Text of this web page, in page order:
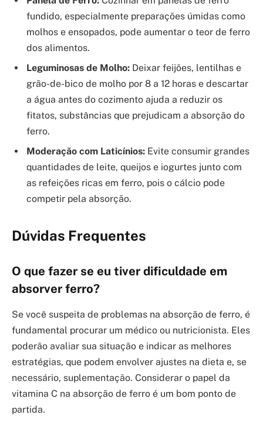
fundido, especialmente preparações úmidas como
molhos e ensopados, pode aumentar o teor de ferro
dos alimentos.
Leguminosas de Molho: Deixar feijões, lentilhas e
grão-de-bico de molho por 8 a 12 horas e descartar
a água antes do cozimento ajuda a reduzir os
fitatos, substâncias que prejudicam a absorção do
ferro.
Moderação com Laticínios: Evite consumir grandes
quantidades de leite, queijos e iogurtes junto com
as refeições ricas em ferro, pois o cálcio pode
competir pela absorção.
Dúvidas Frequentes
O que fazer se eu tiver dificuldade em
absorver ferro?
Se você suspeita de problemas na absorção de ferro, é
fundamental procurar um médico ou nutricionista. Eles
poderão avaliar sua situação e indicar as melhores
estratégias, que podem envolver ajustes na dieta e, se
necessário, suplementação. Considerar o papel da
vitamina C na absorção de ferro é um bom ponto de
partida.